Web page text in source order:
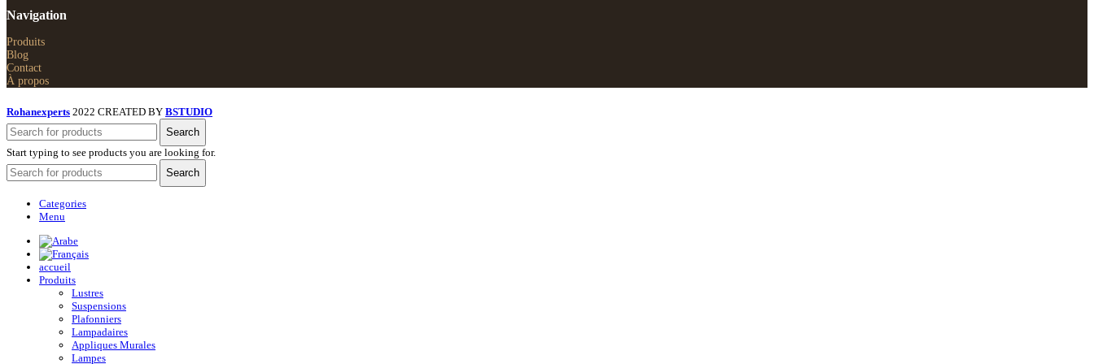
Navigation
Produits
Blog
Contact
À propos
Rohanexperts 2022 CREATED BY BSTUDIO
Search
Start typing to see products you are looking for.
Search
Categories
Menu
accueil
Produits
Lustres
Suspensions
Plafonniers
Lampadaires
Appliques Murales
Lampes